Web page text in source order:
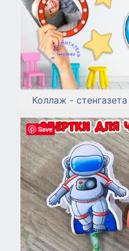
Коллаж -
Save